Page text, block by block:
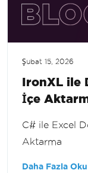
Şubat 15, 2026
IronXL ile
İçe
C# ile Excel
Aktarma
Daha Fazla Oku